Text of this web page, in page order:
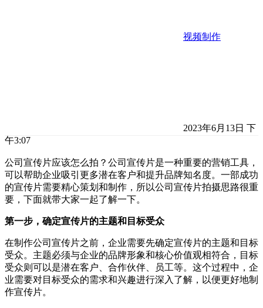
视频制作
2023年6月13日 下
午3:07
公司宣传片应该怎么拍？公司宣传片是一种重要的营销工具，
可以帮助企业吸引更多潜在客户和提升品牌知名度。一部成功
的宣传片需要精心策划和制作，所以公司宣传片拍摄思路很重
要，下面就带大家一起了解一下。
第一步，确定宣传片的主题和目标受众
在制作公司宣传片之前，企业需要先确定宣传片的主题和目标
受众。主题必须与企业的品牌形象和核心价值观相符合，目标
受众则可以是潜在客户、合作伙伴、员工等。这个过程中，企
业需要对目标受众的需求和兴趣进行深入了解，以便更好地制
作宣传片。